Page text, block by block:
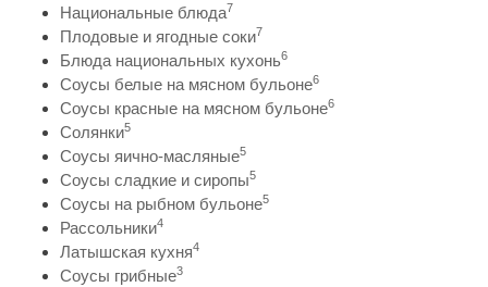
Национальные блюда7
Плодовые и ягодные соки7
Блюда национальных кухонь6
Соусы белые на мясном бульоне6
Соусы красные на мясном бульоне6
Солянки5
Соусы яично-масляные5
Соусы сладкие и сиропы5
Соусы на рыбном бульоне5
Рассольники4
Латышская кухня4
Соусы грибные3